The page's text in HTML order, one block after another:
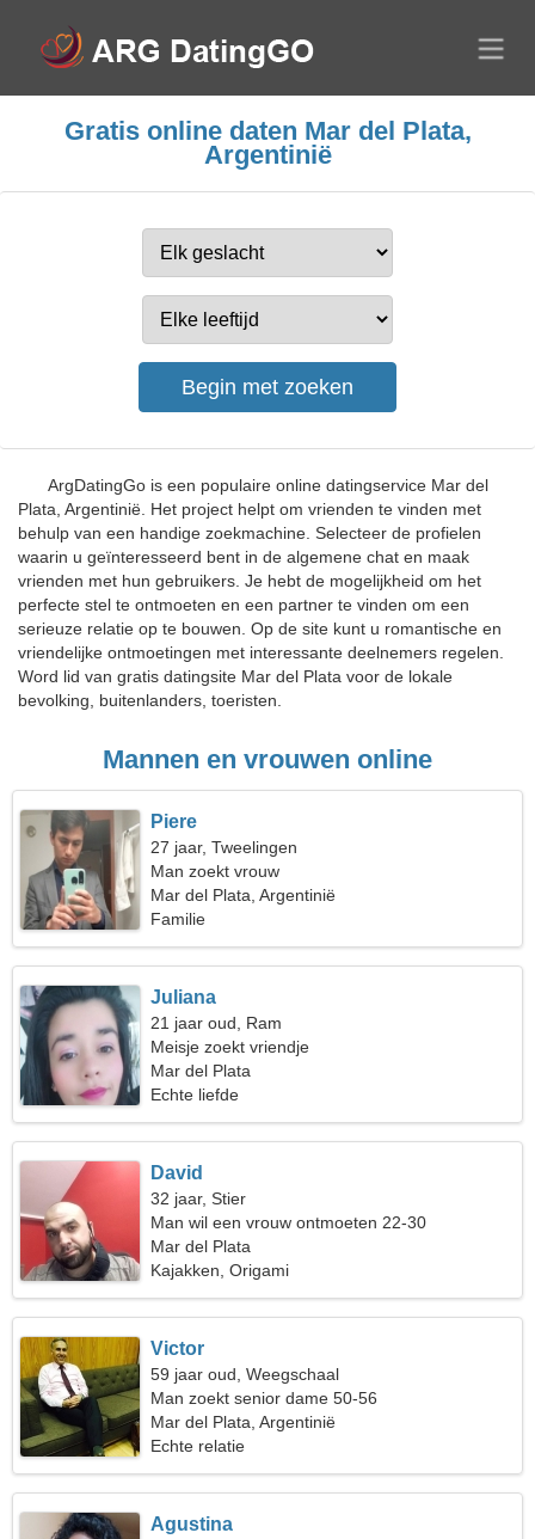
Gratis online daten Mar del Plata,
Argentinië
ArgDatingGo is een populaire online datingservice Mar del
Plata, Argentinië. Het project helpt om vrienden te vinden met
behulp van een handige zoekmachine. Selecteer de profielen
waarin u geïnteresseerd bent in de algemene chat en maak
vrienden met hun gebruikers. Je hebt de mogelijkheid om het
perfecte stel te ontmoeten en een partner te vinden om een
serieuze relatie op te bouwen. Op de site kunt u romantische en
vriendelijke ontmoetingen met interessante deelnemers regelen.
Word lid van gratis datingsite Mar del Plata voor de lokale
bevolking, buitenlanders, toeristen.
Mannen en vrouwen online
Piere
27 jaar, Tweelingen
Man zoekt vrouw
Mar del Plata, Argentinië
Familie
Juliana
21 jaar oud, Ram
Meisje zoekt vriendje
Mar del Plata
Echte liefde
David
32 jaar, Stier
Man wil een vrouw ontmoeten 22-30
Mar del Plata
Kajakken, Origami
Victor
59 jaar oud, Weegschaal
Man zoekt senior dame 50-56
Mar del Plata, Argentinië
Echte relatie
Agustina